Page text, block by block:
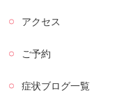
アクセス
ご予約
症状ブログ一覧